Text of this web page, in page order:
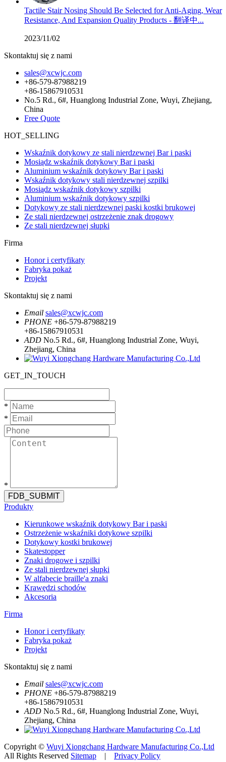
Tactile Stair Nosing Should Be Selected for Anti-Aging, Wear
Resistance, And Expansion Quality Products - 翻译中...
2023/11/02
Skontaktuj się z nami
sales@xcwjc.com
+86-579-87988219
+86-15867910531
No.5 Rd., 6#, Huanglong Industrial Zone, Wuyi, Zhejiang,
China
Free Quote
HOT_SELLING
Wskaźnik dotykowy ze stali nierdzewnej Bar i paski
Mosiądz wskaźnik dotykowy Bar i paski
Aluminium wskaźnik dotykowy Bar i paski
Wskaźnik dotykowy stali nierdzewnej szpilki
Mosiądz wskaźnik dotykowy szpilki
Aluminium wskaźnik dotykowy szpilki
Dotykowy ze stali nierdzewnej paski kostki brukowej
Ze stali nierdzewnej ostrzeżenie znak drogowy
Ze stali nierdzewnej słupki
Firma
Honor i certyfikaty
Fabryka pokaż
Projekt
Skontaktuj się z nami
Email sales@xcwjc.com
PHONE +86-579-87988219
+86-15867910531
ADD No.5 Rd., 6#, Huanglong Industrial Zone, Wuyi,
Zhejiang, China
GET_IN_TOUCH
*
*
*
FDB_SUBMIT
Produkty
Kierunkowe wskaźnik dotykowy Bar i paski
Ostrzeżenie wskaźniki dotykowe szpilki
Dotykowy kostki brukowej
Skatestopper
Znaki drogowe i szpilki
Ze stali nierdzewnej słupki
W alfabecie braille'a znaki
Krawędzi schodów
Akcesoria
Firma
Honor i certyfikaty
Fabryka pokaż
Projekt
Skontaktuj się z nami
Email sales@xcwjc.com
PHONE +86-579-87988219
+86-15867910531
ADD No.5 Rd., 6#, Huanglong Industrial Zone, Wuyi,
Zhejiang, China
Copyright © Wuyi Xiongchang Hardware Manufacturing Co.,Ltd
All Rights Reserved Sitemap | Privacy Policy